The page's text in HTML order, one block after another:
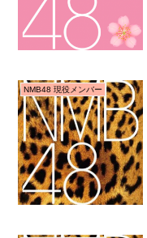
NMB48 現役メンバー